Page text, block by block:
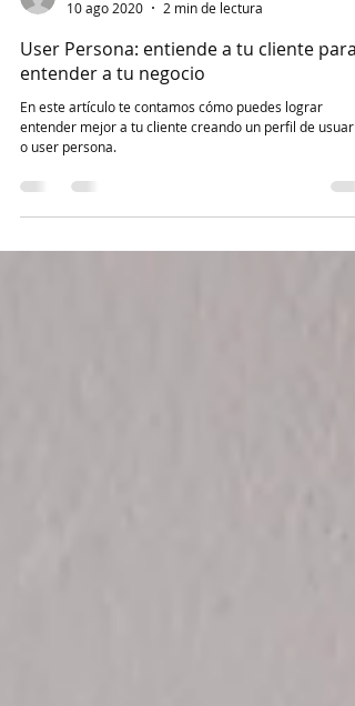
-
10 ago 2020
2 min de lectura
User Persona: entiende a tu cliente para
entender a tu negocio
En este artículo te contamos cómo puedes lograr
o user persona.